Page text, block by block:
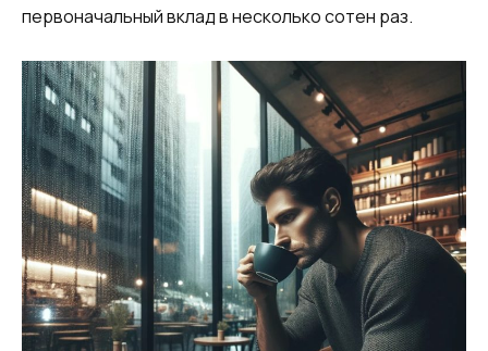
первоначальный вклад в несколько сотен раз.